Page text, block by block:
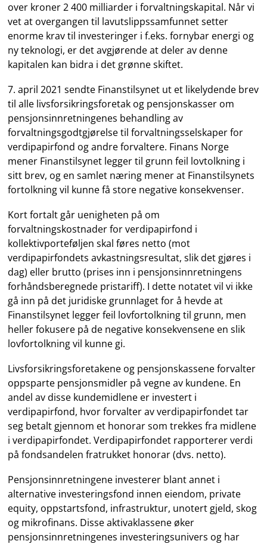
over kroner 2 400 milliarder i forvaltningskapital. Når vi
vet at overgangen til lavutslippssamfunnet setter
enorme krav til investeringer i f.eks. fornybar energi og
ny teknologi, er det avgjørende at deler av denne
kapitalen kan bidra i det grønne skiftet.
7. april 2021 sendte Finanstilsynet ut et likelydende brev
til alle livsforsikringsforetak og pensjonskasser om
pensjonsinnretningenes behandling av
forvaltningsgodtgjørelse til forvaltningsselskaper for
verdipapirfond og andre forvaltere. Finans Norge
mener Finanstilsynet legger til grunn feil lovtolkning i
sitt brev, og en samlet næring mener at Finanstilsynets
fortolkning vil kunne få store negative konsekvenser.
Kort fortalt går uenigheten på om
forvaltningskostnader for verdipapirfond i
kollektivporteføljen skal føres netto (mot
verdipapirfondets avkastningsresultat, slik det gjøres i
dag) eller brutto (prises inn i pensjonsinnretningens
forhåndsberegnede pristariff). I dette notatet vil vi ikke
gå inn på det juridiske grunnlaget for å hevde at
Finanstilsynet legger feil lovfortolkning til grunn, men
heller fokusere på de negative konsekvensene en slik
lovfortolkning vil kunne gi.
Livsforsikringsforetakene og pensjonskassene forvalter
oppsparte pensjonsmidler på vegne av kundene. En
andel av disse kundemidlene er investert i
verdipapirfond, hvor forvalter av verdipapirfondet tar
seg betalt gjennom et honorar som trekkes fra midlene
i verdipapirfondet. Verdipapirfondet rapporterer verdi
på fondsandelen fratrukket honorar (dvs. netto).
Pensjonsinnretningene investerer blant annet i
alternative investeringsfond innen eiendom, private
equity, oppstartsfond, infrastruktur, unotert gjeld, skog
og mikrofinans. Disse aktivaklassene øker
pensjonsinnretningenes investeringsunivers og har